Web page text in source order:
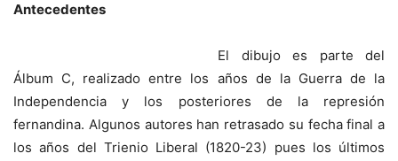
Antecedentes
El dibujo es parte del
Álbum C, realizado entre los años de la Guerra de la
Independencia y los posteriores de la represión
fernandina. Algunos autores han retrasado su fecha final a
los años del Trienio Liberal (1820-23) pues los últimos